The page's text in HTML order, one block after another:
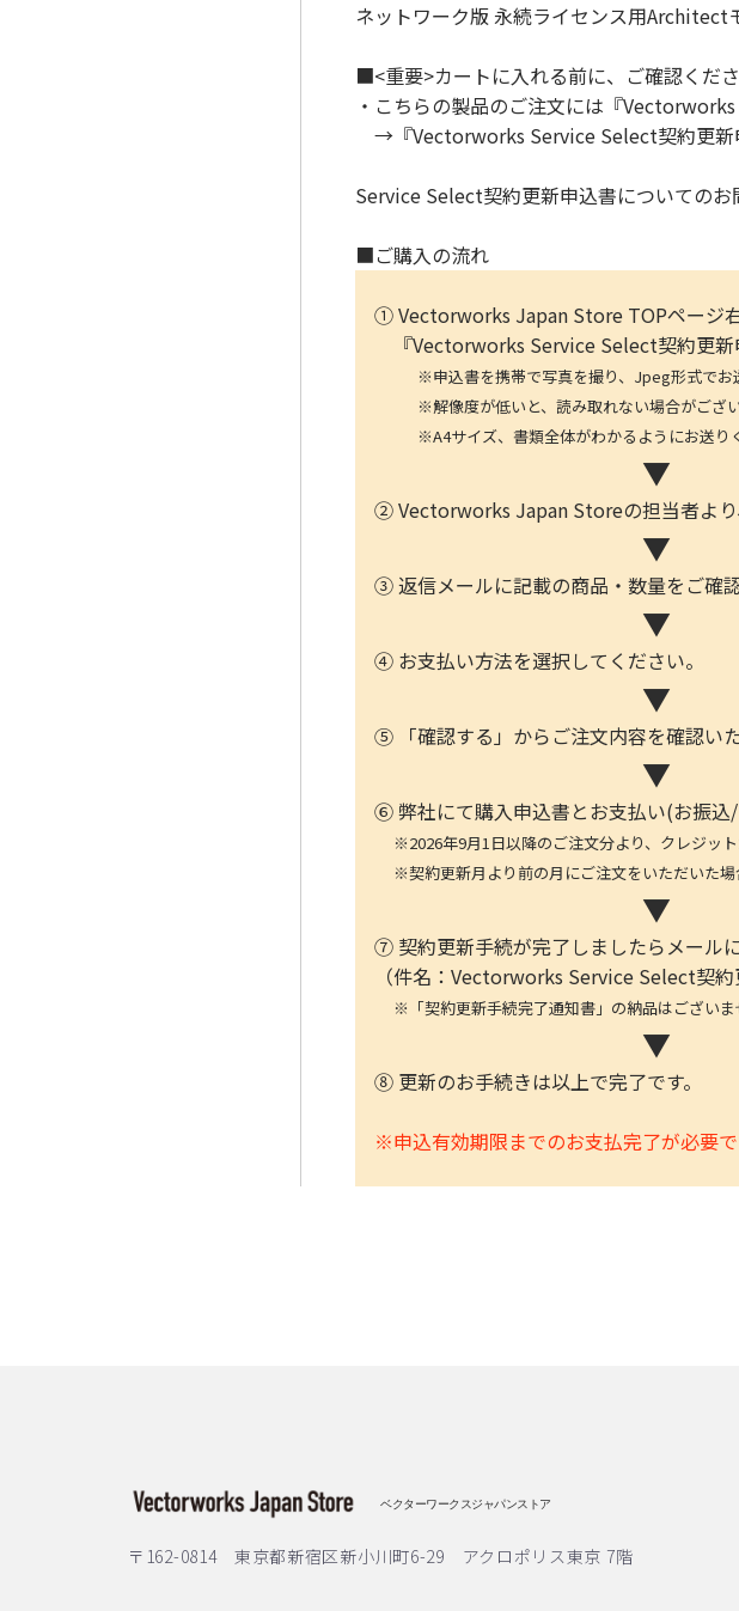
ネットワーク版 永続ライセンス用
■<重要>カートに入れる前に、ご確認くだ
・こちらの製品のご注文には『
→『Vectorworks Service Select契約更新
Service Select契約更新申込書についての
■ご購入の流れ
① Vectorworks Japan Store TOPページ
『Vectorworks Service Select契約更新
※申込書を携帯で写真を撮り、Jpeg形式でお送
※解像度が低いと、読み取れない場合がございま
※A4サイズ、書類全体がわかるようにお送りく
▼
② Vectorworks Japan Storeの担当者より
▼
③ 返信メールに記載の商品・数量をご確
▼
④ お支払い方法を選択してください。
▼
⑤ 「確認する」からご注文内容を確認い
▼
⑥ 弊社にて購入申込書とお支払い(お振込
※2026年9月1日以降のご注文分より、クレジッ
※契約更新月より前の月にご注文をいただいた場
▼
⑦ 契約更新手続が完了しましたらメール
（件名：Vectorworks Service Select契約
※「契約更新手続完了通知書」の納品はございま
▼
⑧ 更新のお手続きは以上で完了です。
※申込有効期限までのお支払完了が必要で
ベクターワークスジャパンストア
〒162-0814 東京都新宿区新小川町6-29 アクロポリス東京 7階